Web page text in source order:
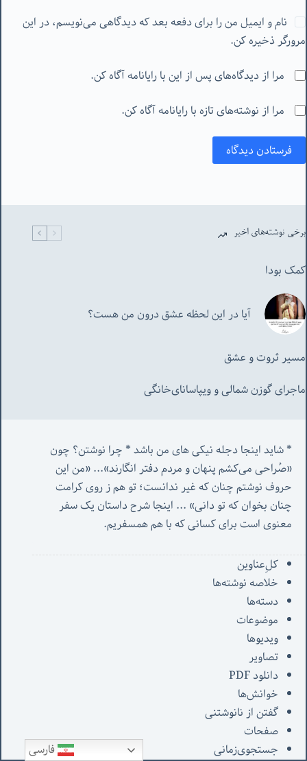
نام و ایمیل من را برای دفعه بعد که دیدگاهی می‌نویسم، در این
مرورگر ذخیره کن.
مرا از دیدگاه‌های پس از این با رایانامه آگاه کن.
مرا از نوشته‌های تازه با رایانامه آگاه کن.
فرستادن دیدگاه
برخی نوشته‌های اخیر
کمک بودا
آیا در این لحظه عشق درون من هست؟
مسیر ثروت و عشق
ماجرای گوزن شمالی و‌ ویپاسانای‌خانگی
«صُراحی می‌کشم پنهان‌ و مردم‌ دفتر انگارند»... «
چنان بخوان که تو دانی» ...
معنوی است برای کسانی که با هم همسفریم.
کل‌ِعناوین
خلاصه نوشته‌ها
دسته‌ها
موضوعات
ویدیوها
تصاویر
دانلود PDF
خوانش‌ها
گفتن از نانوشتنی
صفحات
جستجوی‌زمانی
فارسی